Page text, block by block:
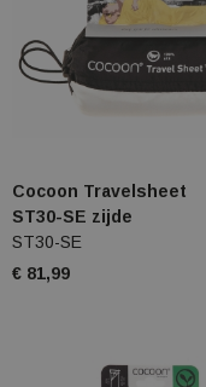
Cocoon Travelsheet
ST30-SE zijde
ST30-SE
€ 81,99